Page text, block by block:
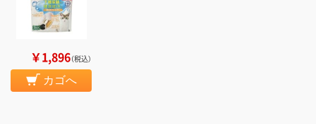
￥1,896（税込）
カゴへ